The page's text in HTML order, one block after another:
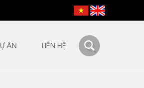
ÁN LIÊN HỆ